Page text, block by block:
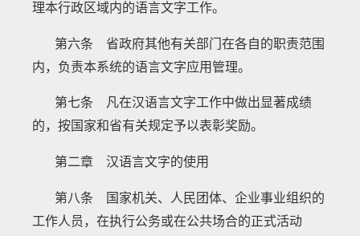
理本行政区域内的语言文字工作。
第六条 省政府其他有关部门在各自的职责范围
内，负责本系统的语言文字应用管理。
第七条 凡在汉语言文字工作中做出显著成绩
的，按国家和省有关规定予以表彰奖励。
第二章 汉语言文字的使用
第八条 国家机关、人民团体、企业事业组织的
工作人员，在执行公务或在公共场合的正式活动